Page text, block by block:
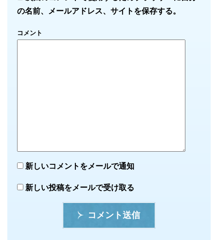
の名前、メールアドレス、サイトを保存する。
コメント
新しいコメントをメールで通知
新しい投稿をメールで受け取る
コメント送信